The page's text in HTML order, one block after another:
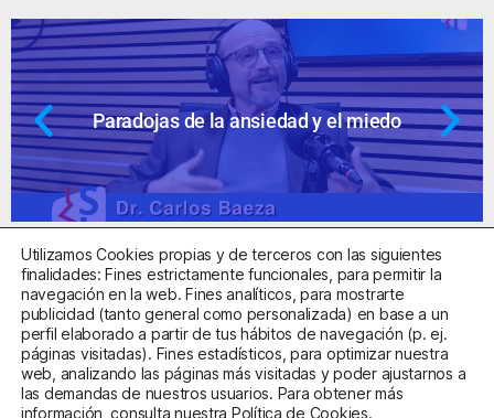
Paradojas de la ansiedad y el miedo
Centro Sanitario Autorizado con el código E08737002
Aviso LegalPolítica de PrivacidadPolítica de Cookies
Utilizamos Cookies propias y de terceros con las siguientes
finalidades: Fines estrictamente funcionales, para permitir la
navegación en la web. Fines analíticos, para mostrarte
publicidad (tanto general como personalizada) en base a un
perfil elaborado a partir de tus hábitos de navegación (p. ej.
páginas visitadas). Fines estadísticos, para optimizar nuestra
web, analizando las páginas más visitadas y poder ajustarnos a
las demandas de nuestros usuarios. Para obtener más
información, consulta nuestra Política de Cookies.